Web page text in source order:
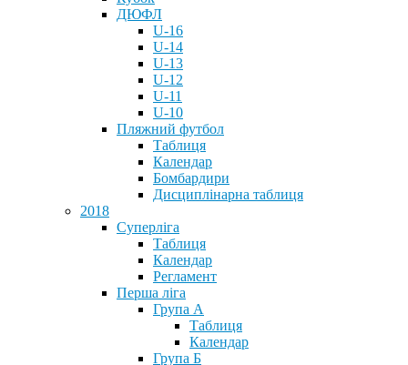
ДЮФЛ
U-16
U-14
U-13
U-12
U-11
U-10
Пляжний футбол
Таблиця
Календар
Бомбардири
Дисциплінарна таблиця
2018
Суперліга
Таблиця
Календар
Регламент
Перша ліга
Група А
Таблиця
Календар
Група Б